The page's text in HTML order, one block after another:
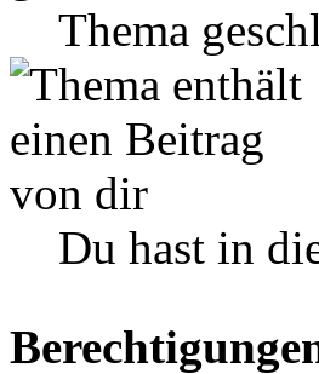
Thema
Du hast in